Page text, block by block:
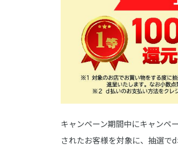
キャンペーン期間中にキャンペ
されたお客様を対象に、抽選